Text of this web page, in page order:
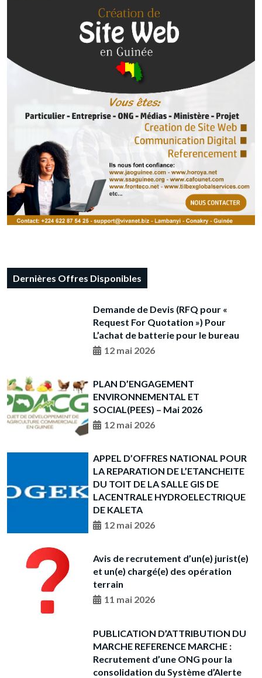
Dernières Offres Disponibles
Demande de Devis (RFQ pour «
Request For Quotation ») Pour
L’achat de batterie pour le bureau
12 mai 2026
PLAN D’ENGAGEMENT
ENVIRONNEMENTAL ET
SOCIAL(PEES) – Mai 2026
12 mai 2026
APPEL D’OFFRES NATIONAL POUR
LA REPARATION DE L’ETANCHEITE
DU TOIT DE LA SALLE GIS DE
LACENTRALE HYDROELECTRIQUE
DE KALETA
12 mai 2026
Avis de recrutement d’un(e) jurist(e)
et un(e) chargé(e) des opération
terrain
11 mai 2026
PUBLICATION D’ATTRIBUTION DU
MARCHE REFERENCE MARCHE :
Recrutement d’une ONG pour la
consolidation du Système d’Alerte